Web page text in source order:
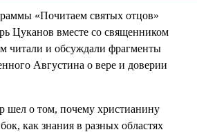
«Почитаем святых отцов»
Цуканов вместе со священником
читали и обсуждали фрагменты
Августина о вере и доверии
шел о том, почему христианину
как знания в разных областях